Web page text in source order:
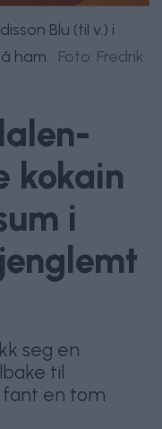
Blu (til v.) i
ham.
Foto: Fredrik
kokain
i
seg en
til
fant en tom